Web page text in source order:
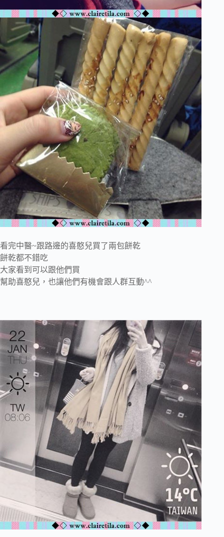
看完中醫~跟路邊的喜憨兒買了兩包餅乾
餅乾都不錯吃
大家看到可以跟他們買
幫助喜憨兒，也讓他們有機會跟人群互動^^